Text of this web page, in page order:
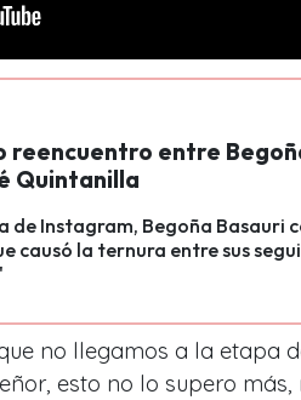
reencuentro entre
Quintanilla
de Instagram, Begoña Basauri
causó la ternura entre sus
no llegamos a la etapa
esto no lo supero más,